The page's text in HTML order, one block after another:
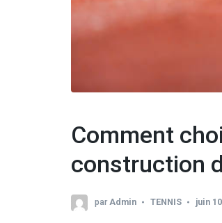
Comment
construction
parAdmin TENNIS juin